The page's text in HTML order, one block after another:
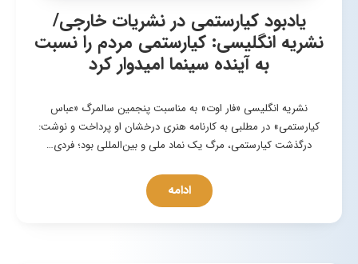
یادبود کیارستمی در نشریات خارجی/
نشریه انگلیسی: کیارستمی مردم را نسبت
به آینده سینما امیدوار کرد
نشریه انگلیسی «فار اوت» به مناسبت پنجمین سالمرگ «عباس
کیارستمی» در مطلبی به کارنامه هنری درخشان او پرداخت و نوشت:
درگذشت کیارستمی، مرگ یک نماد ملی و بین‌المللی بود؛ فردی…
ادامه